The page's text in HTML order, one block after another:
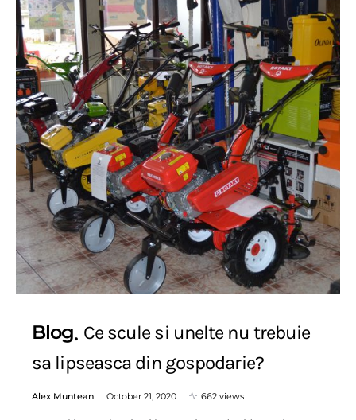
Blog Ce scule si unelte nu trebuie
sa lipseasca din gospodarie?
Alex Muntean October 21, 2020 662 views